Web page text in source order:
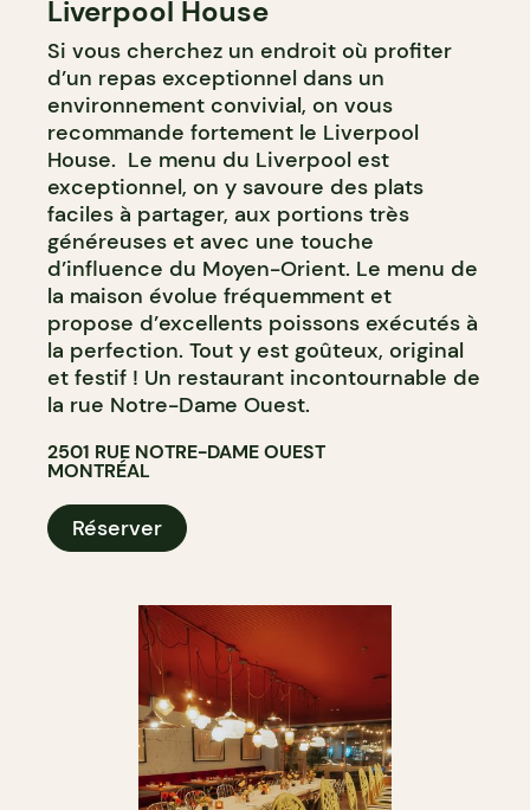
Liverpool House
Si vous cherchez un endroit où profiter
d’un repas exceptionnel dans un
environnement convivial, on vous
recommande fortement le Liverpool
House. Le menu du Liverpool est
exceptionnel, on y savoure des plats
faciles à partager, aux portions très
généreuses et avec une touche
d’influence du Moyen-Orient. Le menu de
la maison évolue fréquemment et
propose d’excellents poissons exécutés à
la perfection. Tout y est goûteux, original
et festif ! Un restaurant incontournable de
la rue Notre-Dame Ouest.
2501 RUE NOTRE-DAME OUEST
MONTRÉAL
Réserver